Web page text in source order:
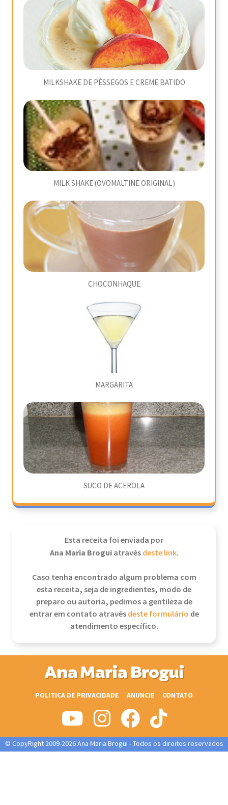
MILKSHAKE DE PÊSSEGOS E CREME BATIDO
MILK SHAKE (OVOMALTINE ORIGINAL)
CHOCONHAQUE
MARGARITA
SUCO DE ACEROLA
Esta receita foi enviada por
Ana Maria Broguiatravésdeste link.
Caso tenha encontrado algum problema com
esta receita, seja de ingredientes, modo de
preparo ou autoria, pedimos a gentileza de
entrar em contato atravésdeste formulário de
atendimento específico.
Ana Maria Brogui
POLITICA DE PRIVACIDADE ANUNCIE CONTATO
© CopyRight 2009-2026 Ana Maria Brogui - Todos os direitos reservados